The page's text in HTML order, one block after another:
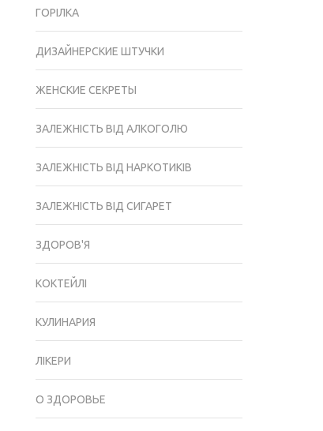
ВЛАСТИВОСТІ,
ГОРІЛКА
ДИЗАЙНЕРСКИЕ ШТУЧКИ
ЖЕНСКИЕ СЕКРЕТЫ
ЗАЛЕЖНІСТЬ ВІД АЛКОГОЛЮ
ЗАЛЕЖНІСТЬ ВІД НАРКОТИКІВ
ЗАЛЕЖНІСТЬ ВІД СИГАРЕТ
ЗДОРОВ'Я
КОКТЕЙЛІ
КУЛИНАРИЯ
ЛІКЕРИ
О ЗДОРОВЬЕ